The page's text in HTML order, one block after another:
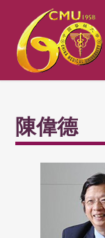
陳偉德